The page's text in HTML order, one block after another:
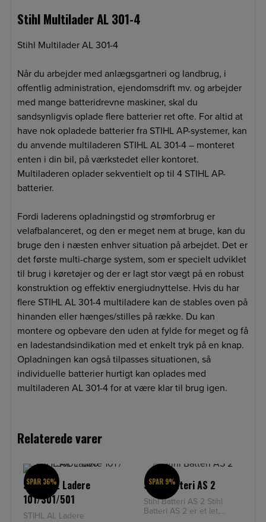
Stihl Multilader AL 301-4
Stihl Multilader AL 301-4
Når du arbejder med anlægsgartneri og landbrug, i
offentlig administration, ejendomsdrift mv. og arbejder
med mange batteridrevne maskiner, skal du
sandsynligvis oplade flere batterier ret ofte. For altid at
have nok opladede batterier fra STIHL AP-systemer, kan
du anvende multiladeren STIHL AL 301-4 – monteret
enten i din bil, på værkstedet eller kontoret.
Multiladeren oplader sekventielt op til 4 STIHL AP-
batterier.
Fordi laderens opladningstid og strømforbrug er
velafbalanceret, og den er meget nem at bruge, kan du
bruge den i næsten enhver situation på arbejdet. Det er
det første multi-charge system, som er specielt udviklet
til brug i køretøjer og der er lagt stor vægt på en robust
konstruktion og effektiv energiudnyttelse. Hvis du har
flere STIHL AL 301-4 multiladere kan de stables oven på
hinanden eller hænges/stilles på række. Du kan
montere og opbevare den uden at fylde for meget og få
en ladestandsindikation med et enkelt tryk på en knap.
Opladningen kan også tilpasses situationen, så
individuelle batterier hurtigt kan oplades med
multiladeren AL 301-4 for at være klar til brug igen.
Relaterede varer
SPAR 36%
STIHL AL Ladere
101/301/501
STIHL AL Ladere
SPAR 9%
Stihl Batteri AS 2
Stihl Batteri AS 2 Stihl
Batteri AS 2 er et let,